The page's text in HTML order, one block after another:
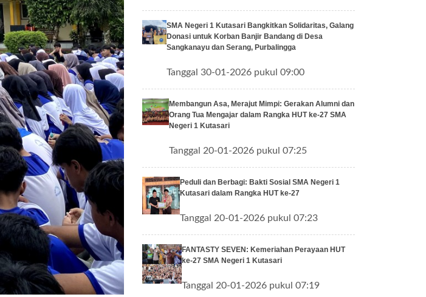
SMA Negeri 1 Kutasari Bangkitkan Solidaritas, Galang
Donasi untuk Korban Banjir Bandang di Desa
Sangkanayu dan Serang, Purbalingga
Tanggal 30-01-2026 pukul 09:00
Membangun Asa, Merajut Mimpi: Gerakan Alumni dan
Orang Tua Mengajar dalam Rangka HUT ke-27 SMA
Negeri 1 Kutasari
Tanggal 20-01-2026 pukul 07:25
Peduli dan Berbagi: Bakti Sosial SMA Negeri 1
Kutasari dalam Rangka HUT ke-27
Tanggal 20-01-2026 pukul 07:23
FANTASTY SEVEN: Kemeriahan Perayaan HUT
ke-27 SMA Negeri 1 Kutasari
Tanggal 20-01-2026 pukul 07:19